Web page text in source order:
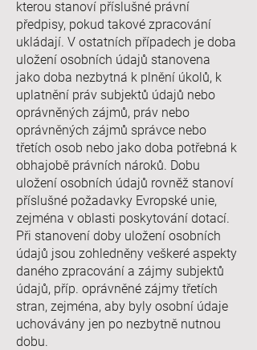
kterou stanoví příslušné právní
předpisy, pokud takové zpracování
ukládají. V ostatních případech je doba
uložení osobních údajů stanovena
jako doba nezbytná k plnění úkolů, k
uplatnění práv subjektů údajů nebo
oprávněných zájmů, práv nebo
oprávněných zájmů správce nebo
třetích osob nebo jako doba potřebná k
obhajobě právních nároků. Dobu
uložení osobních údajů rovněž stanoví
příslušné požadavky Evropské unie,
zejména v oblasti poskytování dotací.
Při stanovení doby uložení osobních
údajů jsou zohledněny veškeré aspekty
daného zpracování a zájmy subjektů
údajů, příp. oprávněné zájmy třetích
stran, zejména, aby byly osobní údaje
uchovávány jen po nezbytně nutnou
dobu.